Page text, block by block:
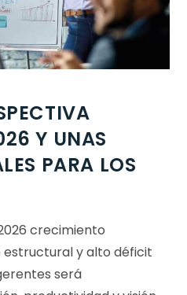
Y UNAS
PARA LOS
crecimiento
estructural y alto déficit
será